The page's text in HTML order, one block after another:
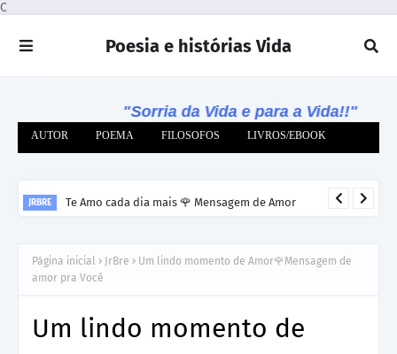
C
Poesia e histórias Vida
"Sorria da Vida e para a Vida!!"
AUTOR POEMA FILOSOFOS LIVROS/EBOOK
JRBRE Te Amo cada dia mais 🌹 Mensagem de Amor
Página inicial JrBre
Um lindo momento de Amor🌹Mensagem de
amor pra Você
Um lindo momento de